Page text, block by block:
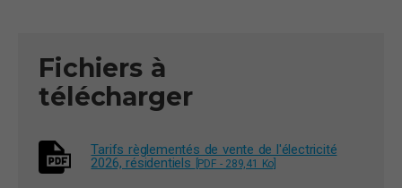
Fichiers à
télécharger
Tarifs règlementés de vente de l'électricité
2026, résidentiels
[PDF - 289,41 Ko]